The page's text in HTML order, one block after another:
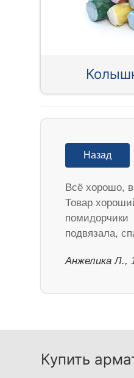
Назад
Всё хорошо,
Товар
помидорчики
подвязала,
Анжелика Л.,
Купить